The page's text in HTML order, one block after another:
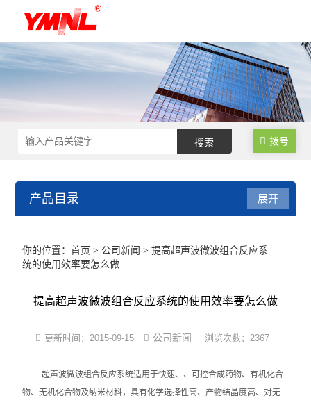
拨号
产品目录
超声波提取机
超声波清洗机
光化学反应设备
冷冻干燥机
展开
你的位置：首页 > 公司新闻 > 提高超声波微波组合反应系
统的使用效率要怎么做
提高超声波微波组合反应系统的使用效率要怎么做
更新时间：2015-09-15 公司新闻 浏览次数：2367
超声波微波组合反应系统适用于快速、、可控合成药物、有机化合
物、无机化合物及纳米材料，具有化学选择性高、产物结晶度高、对无